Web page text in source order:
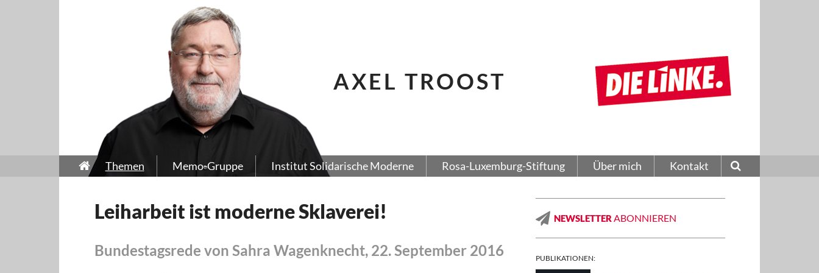
AXEL TROOST
Themen Memo-Gruppe Institut Solidarische Moderne Rosa-Luxemburg-Stiftung Über mich Kontakt
Leiharbeit ist moderne Sklaverei!
Bundestagsrede von Sahra Wagenknecht, 22. September 2016
NEWSLETTER ABONNIEREN
PUBLIKATIONEN: